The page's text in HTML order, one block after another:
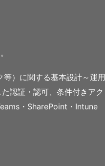
）に関する基本設計～運用
認証・認可、条件付きアク
・SharePoint・Intune